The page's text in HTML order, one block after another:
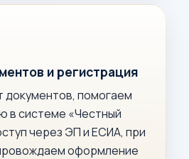
и регистрация
помогаем
в системе «Честный
через ЭП и ЕСИА, при
оформление